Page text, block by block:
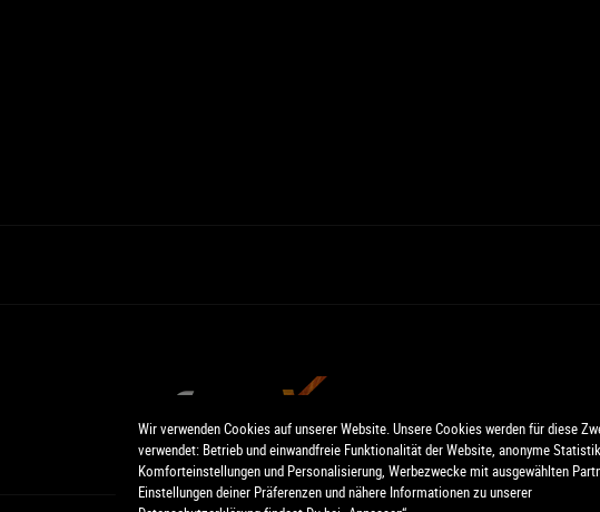
Wir verwenden Cookies auf unserer Website. Unsere Cookies werden für diese
verwendet: Betrieb und einwandfreie Funktionalität der Website, anonyme
Komforteinstellungen und Personalisierung, Werbezwecke mit ausgewählten
Einstellungen deiner Präferenzen und nähere Informationen zu unserer